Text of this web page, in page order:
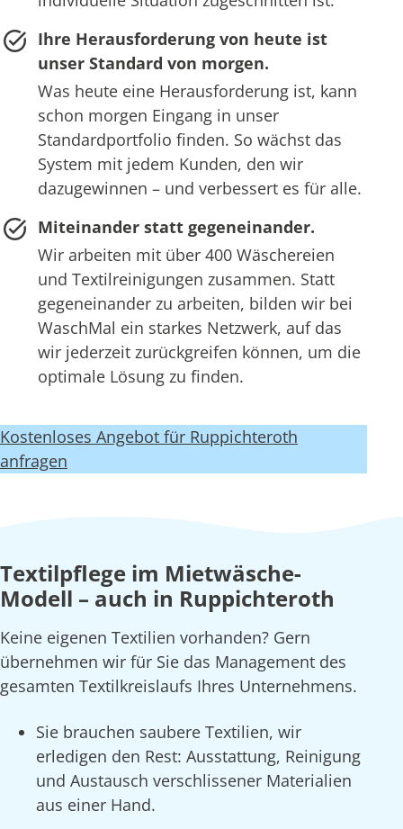
Ihre Herausforderung von heute ist
unser Standard von morgen.
Was heute eine Herausforderung ist, kann
schon morgen Eingang in unser
Standardportfolio finden. So wächst das
System mit jedem Kunden, den wir
dazugewinnen – und verbessert es für alle.
Miteinander statt gegeneinander.
Wir arbeiten mit über 400 Wäschereien
und Textilreinigungen zusammen. Statt
gegeneinander zu arbeiten, bilden wir bei
WaschMal ein starkes Netzwerk, auf das
wir jederzeit zurückgreifen können, um die
optimale Lösung zu finden.
Kostenloses Angebot für Ruppichteroth
anfragen
Textilpflege im Mietwäsche-
Modell – auch in Ruppichteroth
Keine eigenen Textilien vorhanden? Gern
übernehmen wir für Sie das Management des
gesamten Textilkreislaufs Ihres Unternehmens.
Sie brauchen saubere Textilien, wir
erledigen den Rest: Ausstattung, Reinigung
und Austausch verschlissener Materialien
aus einer Hand.